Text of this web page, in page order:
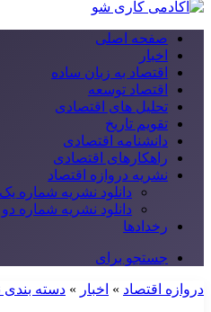
صفحه اصلی
اخبار
اقتصاد به زبان ساده
اقتصاد توسعه
تحلیل های اقتصادی
تقویم تاریخ
دانشنامه اقتصادی
راهکارهای اقتصادی
نشریه دروازه اقتصاد
دانلود نشریه شماره یک
دانلود نشریه شماره دو
رخدادها
جستجو برای
دروازه اقتصاد » اخبار » دسته بندی